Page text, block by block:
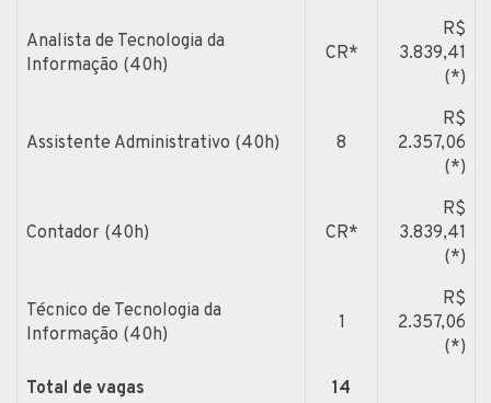
Analista de Tecnologia da
Informação (40h)
CR*
R$
3.839,41
(*)
Assistente Administrativo (40h) 8
R$
2.357,06
(*)
Contador (40h) CR*
R$
3.839,41
(*)
Técnico de Tecnologia da
Informação (40h)
1
R$
2.357,06
(*)
Total de vagas
14